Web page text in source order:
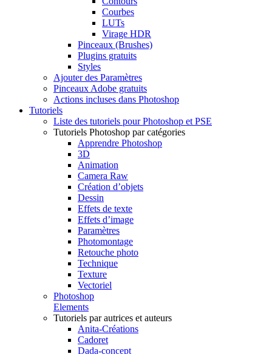
Courbes
LUTs
Virage HDR
Pinceaux (Brushes)
Plugins gratuits
Styles
Ajouter des Paramètres
Pinceaux Adobe gratuits
Actions incluses dans Photoshop
Tutoriels
Liste des tutoriels pour Photoshop et PSE
Tutoriels Photoshop par catégories
Apprendre Photoshop
3D
Animation
Camera Raw
Création d’objets
Dessin
Effets de texte
Effets d’image
Paramètres
Photomontage
Retouche photo
Technique
Texture
Vectoriel
Photoshop
Elements
Tutoriels par autrices et auteurs
Anita-Créations
Cadoret
Dada-concept